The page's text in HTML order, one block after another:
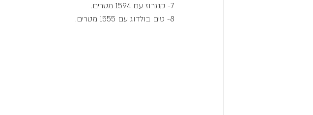
7- קנגרוז עם 1594 מטרים.
8- טים בולדוג עם 1555 מטרים.